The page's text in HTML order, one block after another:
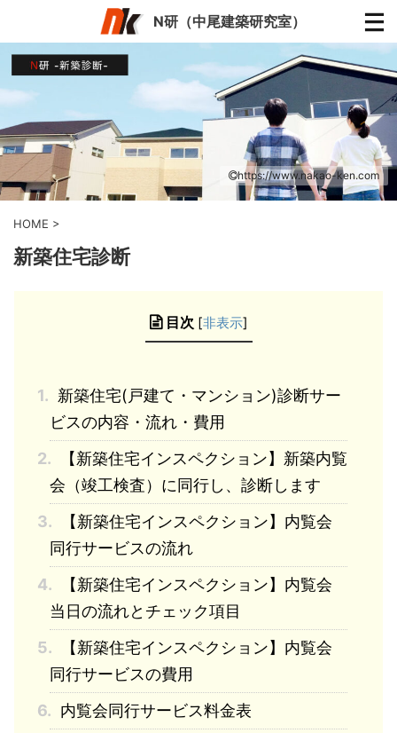
N研（中尾建築研究室）
https://www.nakao-ken.com
HOME >
新築住宅診断
目次 [非表示]
1. 新築住宅(戸建て・マンション)診断サー
ビスの内容・流れ・費用
2.
【新築住宅インスペクション】新築内覧
会（竣工検査）に同行し、診断します
3.
【新築住宅インスペクション】内覧会
同行サービスの流れ
4.
【新築住宅インスペクション】内覧会
当日の流れとチェック項目
5.
【新築住宅インスペクション】内覧会
同行サービスの費用
6. 内覧会同行サービス料金表